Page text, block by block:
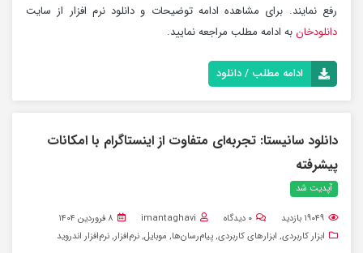
رفع نمایند. برای مشاهده ادامه توضیحات و دانلود نرم افزار از سایت
دانلودخانبه ادامه مطلب مراجعه نمایید.
ادامه مطلب / دانلود
دانلود سانیستا: تجربه‌ای متفاوت از اینستاگرام با امکانات
پیشرفته
آپدیت شد
۱۹۰۴۹ بازدید ۰ دیدگاه imantaghavi
۸ فروردین ۱۴۰۴
ابزار کاربردی, ابزارهای کاربردی,پیام‌رسان‌ها, موبایل,نرم‌افزار,نرم‌افزار اندروید